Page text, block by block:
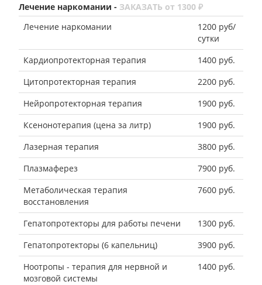
Лечение наркомании - ЗАКАЗАТЬ от 1300 ₽
Лечение наркомании
1200 руб/
сутки
Кардиопротекторная терапия
1400 руб.
Цитопротекторная терапия
2200 руб.
Нейропротекторная терапия
1900 руб.
Ксенонотерапия (цена за литр)
1900 руб.
Лазерная терапия
3800 руб.
Плазмаферез
7900 руб.
Метаболическая терапия
восстановления
7600 руб.
Гепатопротекторы для работы печени
1300 руб.
Гепатопротекторы (6 капельниц)
3900 руб.
Ноотропы - терапия для нервной и
мозговой системы
1400 руб.